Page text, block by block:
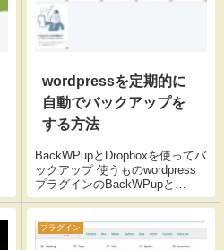
wordpressを定期的に
自動でバックアップを
する方法
BackWPupとDropboxを使ってバ
ックアップ 使うものwordpress
プラグインのBackWPupと
Dropboxだけで簡単に導入出来ま
上記のリンクから登録すると
Dropboxで使える容量...
プラグイン